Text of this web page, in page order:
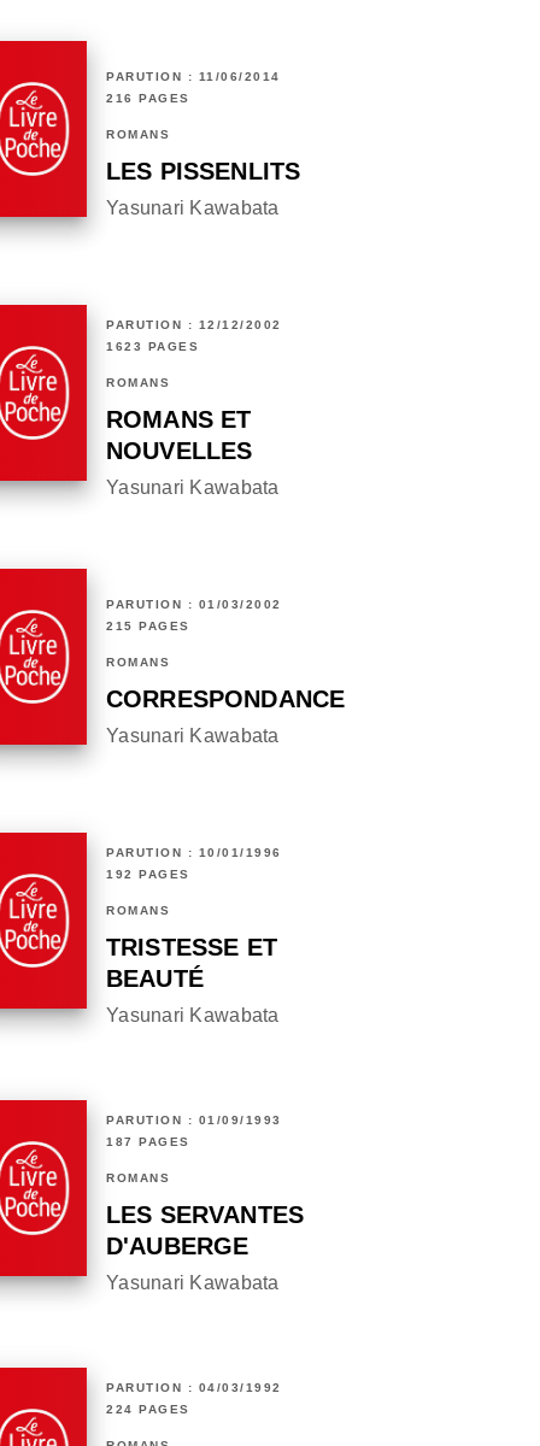
PARUTION : 11/06/2014
216 PAGES
ROMANS
LES PISSENLITS
Yasunari Kawabata
PARUTION : 12/12/2002
1623 PAGES
ROMANS
ROMANS ET
NOUVELLES
Yasunari Kawabata
PARUTION : 01/03/2002
215 PAGES
ROMANS
CORRESPONDANCE
Yasunari Kawabata
PARUTION : 10/01/1996
192 PAGES
ROMANS
TRISTESSE ET
BEAUTÉ
Yasunari Kawabata
PARUTION : 01/09/1993
187 PAGES
ROMANS
LES SERVANTES
D'AUBERGE
Yasunari Kawabata
PARUTION : 04/03/1992
224 PAGES